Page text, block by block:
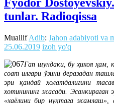
Fyodor
tunlar. Radioqissa
MuallifAdib: Jahon adabiyoti va
25.06.2019 izoh yo'q
Гап шундаки, бу ҳикоя ҳам,
соат илгари ỹзини деразадан
эри қандай холатдалигини
хотинининг жасади. Эсанкираган
«хаёлини бир нуқтага жамлаш»,